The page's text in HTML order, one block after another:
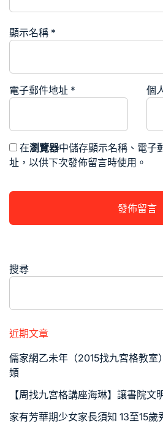
顯示名稱 *
電子郵件地址 * 個
在瀏覽器中儲存顯示名稱、電子
址，以供下次發佈留言時使用。
搜尋
近期文章
儒家網乙未年（2015找九宮格教
類
【周找九宮格講座海琳】讓書院文
家有芳華期少女家長須知 13至15